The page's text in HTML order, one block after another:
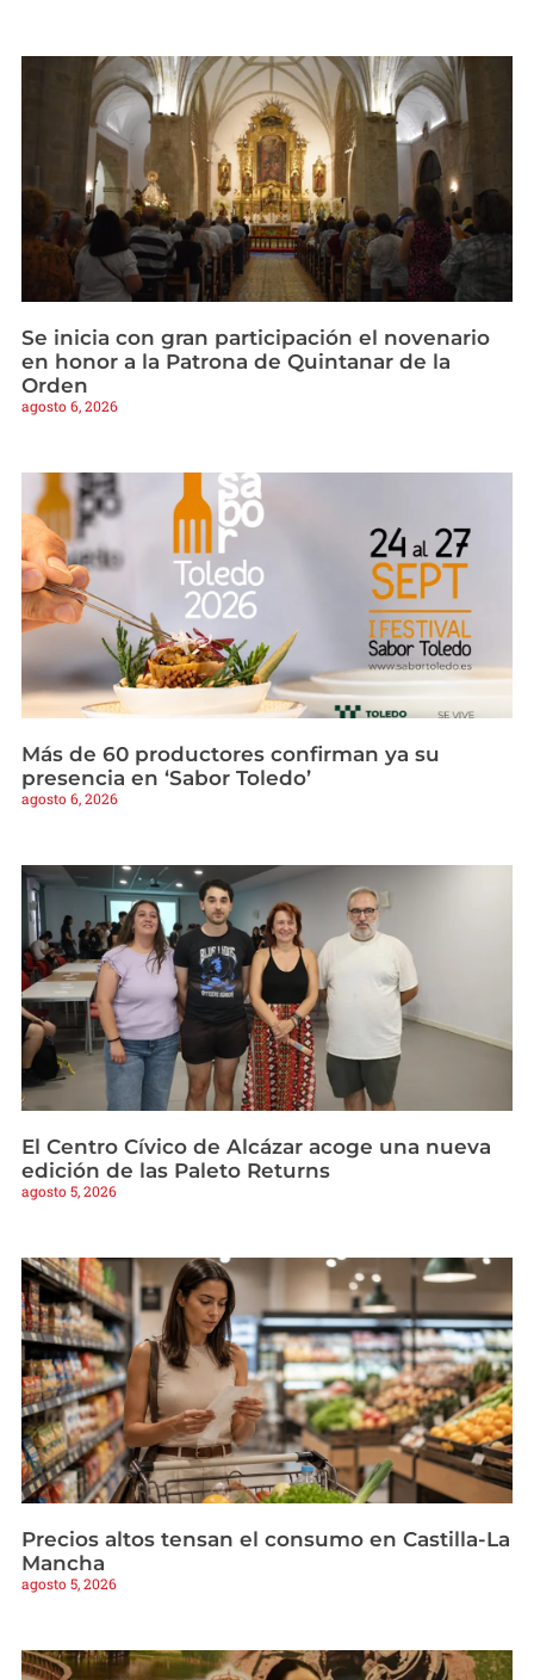
Se inicia con gran participación el novenario
en honor a la Patrona de Quintanar de la
Orden
agosto 6, 2026
Más de 60 productores confirman ya su
presencia en ‘Sabor Toledo’
agosto 6, 2026
El Centro Cívico de Alcázar acoge una nueva
edición de las Paleto Returns
agosto 5, 2026
Precios altos tensan el consumo en Castilla-La
Mancha
agosto 5, 2026